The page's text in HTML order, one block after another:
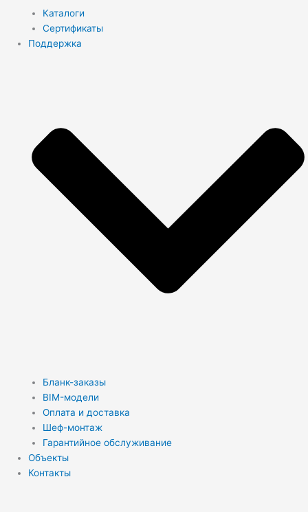
Каталоги
Сертификаты
Поддержка
Бланк-заказы
BIM-модели
Оплата и доставка
Шеф-монтаж
Гарантийное обслуживание
Объекты
Контакты